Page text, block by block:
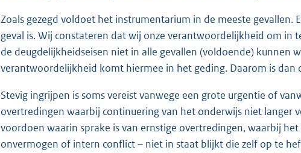
Zoals gezegd voldoet het instrumentarium in de meeste
geval is. Wij constateren dat wij onze verantwoordelijkheid om
de deugdelijkheidseisen niet in alle gevallen (voldoende) kunnen
verantwoordelijkheid komt hiermee in het geding. Daarom is
Stevig ingrijpen is soms vereist vanwege een grote urgentie of
overtredingen waarbij continuering van het onderwijs niet langer
voordoen waarin sprake is van ernstige overtredingen, waarbij het
onvermogen of intern conflict – niet in staat blijkt die zelf op te